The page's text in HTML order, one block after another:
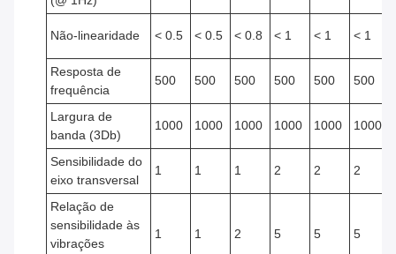
Não-linearidade < 0.5 < 0.5 < 0.8 < 1 < 1 < 1
Resposta de
frequência
500 500 500 500 500 500
Largura de
banda (3Db)
1000 1000 1000 1000 1000 1000
Sensibilidade do
eixo transversal
1 1 1 2 2 2
Relação de
sensibilidade às
vibrações
1 1 2 5 5 5